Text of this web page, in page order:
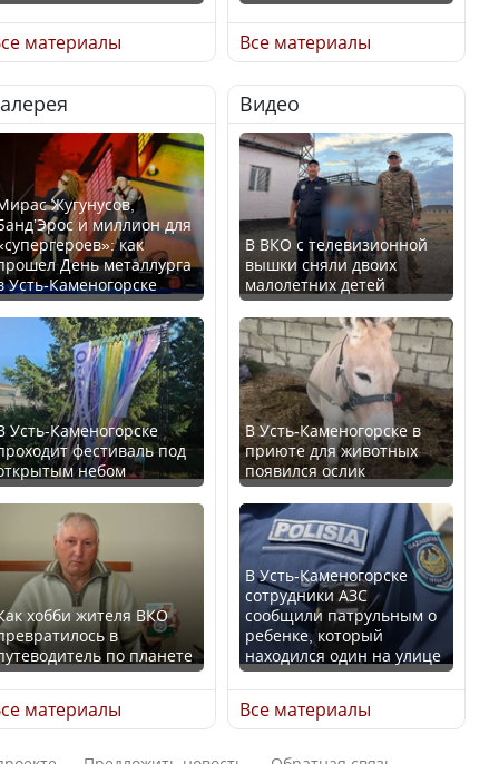
Орталық Азия
елдері арасында әл-ауқат
индексінде көш бастады
возглавил
благополучия
среди стран Центральной
Азии
ли представлены
интересы регионов в
Курултае?
төменгі жалақы,
экология: жеті
сайлаушылармен
талқылап жатыр?
материалы
В РФ вынесен заочный
приговор по уголовному
делу об убийстве Игоря
Талькова
В России введены
дополнительные
ограничения для
казахстанских прав
Трамп официально
вступил в должность
президента США
Луну признали объектом
культурного наследия,
находящегося под
угрозой исчезновения
Все материалы
Жугунусов,
и миллион для
как
День металлурга
Усть-Каменогорске
Усть-Каменогорске
фестиваль под
небом
хобби жителя ВКО
в
по планете
материалы
Видео
В ВКО с телевизионной
вышки сняли двоих
малолетних детей
В Усть-Каменогорске в
приюте для животных
появился ослик
В Усть-Каменогорске
сотрудники АЗС
сообщили патрульным о
ребенке, который
находился один на улице
Все материалы